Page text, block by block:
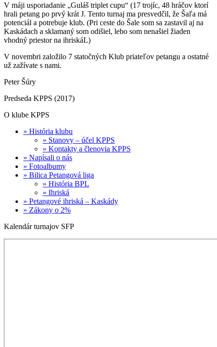
V máji usporiadanie „Guláš triplet cupu“ (17 trojíc, 48 hráčov ktorí
hrali petang po prvý krát J. Tento turnaj ma presvedčil, že Šaľa má
potenciál a potrebuje klub. (Pri ceste do Šale som sa zastavil aj na
Kaskádach a sklamaný som odišiel, lebo som nenašiel žiaden
vhodný priestor na ihriskáL)
V novembri založilo 7 statočných Klub priateľov petangu a ostatné
už zažívate s nami.
Peter Šúry
Predseda KPPS (2017)
O klube KPPS
» História klubu
» Stanovy – účel KPPS
» Kontakty a členovia KPPS
» Napísali o nás
» Fotoalbumy
» Bilica Petangová liga
» História BPL
» Ihriská
» Petangové ihriská – Kaskády
» Zákony o 2%
Kalendár turnajov SFP